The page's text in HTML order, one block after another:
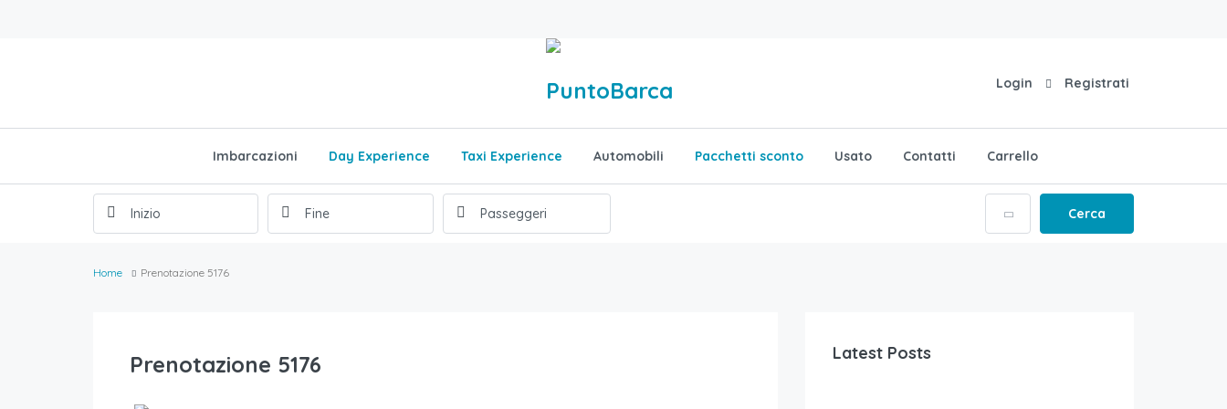
Login Registrati
Imbarcazioni Day Experience Taxi Experience Automobili Pacchetti sconto Usato Contatti Carrello
Cerca
Home Prenotazione 5176
Prenotazione 5176 Latest Posts